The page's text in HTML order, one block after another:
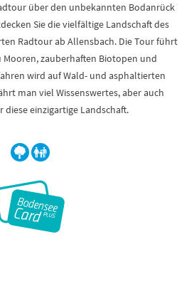
über den unbekannten Bodanrück
Sie die vielfältige Landschaft des
Radtour ab Allensbach. Die Tour führt
Mooren, zauberhaften Biotopen und
wird auf Wald- und asphaltierten
man viel Wissenswertes, aber auch
diese einzigartige Landschaft.